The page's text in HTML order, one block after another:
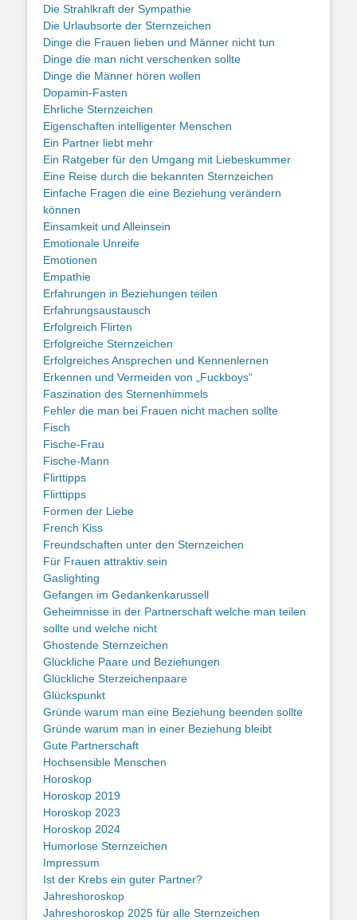
Die Strahlkraft der Sympathie
Die Urlaubsorte der Sternzeichen
Dinge die Frauen lieben und Männer nicht tun
Dinge die man nicht verschenken sollte
Dinge die Männer hören wollen
Dopamin-Fasten
Ehrliche Sternzeichen
Eigenschaften intelligenter Menschen
Ein Partner liebt mehr
Ein Ratgeber für den Umgang mit Liebeskummer
Eine Reise durch die bekannten Sternzeichen
Einfache Fragen die eine Beziehung verändern
können
Einsamkeit und Alleinsein
Emotionale Unreife
Emotionen
Empathie
Erfahrungen in Beziehungen teilen
Erfahrungsaustausch
Erfolgreich Flirten
Erfolgreiche Sternzeichen
Erfolgreiches Ansprechen und Kennenlernen
Erkennen und Vermeiden von „Fuckboys“
Faszination des Sternenhimmels
Fehler die man bei Frauen nicht machen sollte
Fisch
Fische-Frau
Fische-Mann
Flirttipps
Flirttipps
Formen der Liebe
French Kiss
Freundschaften unter den Sternzeichen
Für Frauen attraktiv sein
Gaslighting
Gefangen im Gedankenkarussell
Geheimnisse in der Partnerschaft welche man teilen
sollte und welche nicht
Ghostende Sternzeichen
Glückliche Paare und Beziehungen
Glückliche Sterzeichenpaare
Glückspunkt
Gründe warum man eine Beziehung beenden sollte
Gründe warum man in einer Beziehung bleibt
Gute Partnerschaft
Hochsensible Menschen
Horoskop
Horoskop 2019
Horoskop 2023
Horoskop 2024
Humorlose Sternzeichen
Impressum
Ist der Krebs ein guter Partner?
Jahreshoroskop
Jahreshoroskop 2025 für alle Sternzeichen